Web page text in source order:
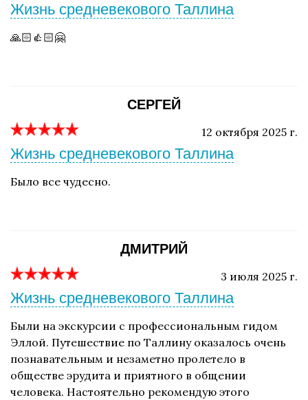
Жизнь средневекового Таллина
🙏🏻👍🏻🤗
СЕРГЕЙ
12 октября 2025 г.
Жизнь средневекового Таллина
Было все чудесно.
ДМИТРИЙ
3 июля 2025 г.
Жизнь средневекового Таллина
Были на экскурсии с профессиональным гидом
Эллой. Путешествие по Таллину оказалось очень
познавательным и незаметно пролетело в
обществе эрудита и приятного в общении
человека. Настоятельно рекомендую этого